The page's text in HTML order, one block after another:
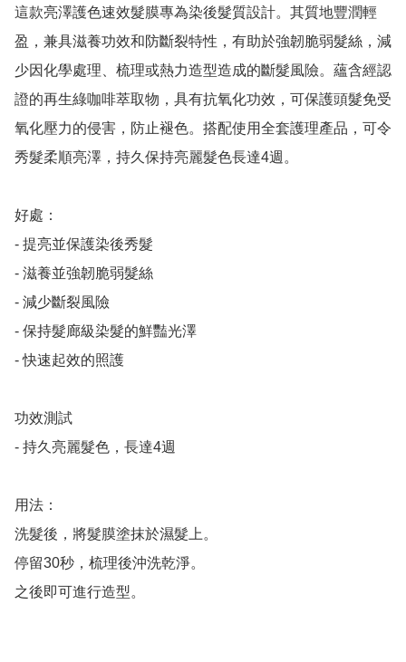
這款亮澤護色速效髮膜專為染後髮質設計。其質地豐潤輕
盈，兼具滋養功效和防斷裂特性，有助於強韌脆弱髮絲，減
少因化學處理、梳理或熱力造型造成的斷髮風險。蘊含經認
證的再生綠咖啡萃取物，具有抗氧化功效，可保護頭髮免受
氧化壓力的侵害，防止褪色。搭配使用全套護理產品，可令
秀髮柔順亮澤，持久保持亮麗髮色長達4週。
好處：
- 提亮並保護染後秀髮
- 滋養並強韌脆弱髮絲
- 減少斷裂風險
- 保持髮廊級染髮的鮮豔光澤
- 快速起效的照護
功效測試
- 持久亮麗髮色，長達4週
用法：
洗髮後，將髮膜塗抹於濕髮上。
停留30秒，梳理後沖洗乾淨。
之後即可進行造型。